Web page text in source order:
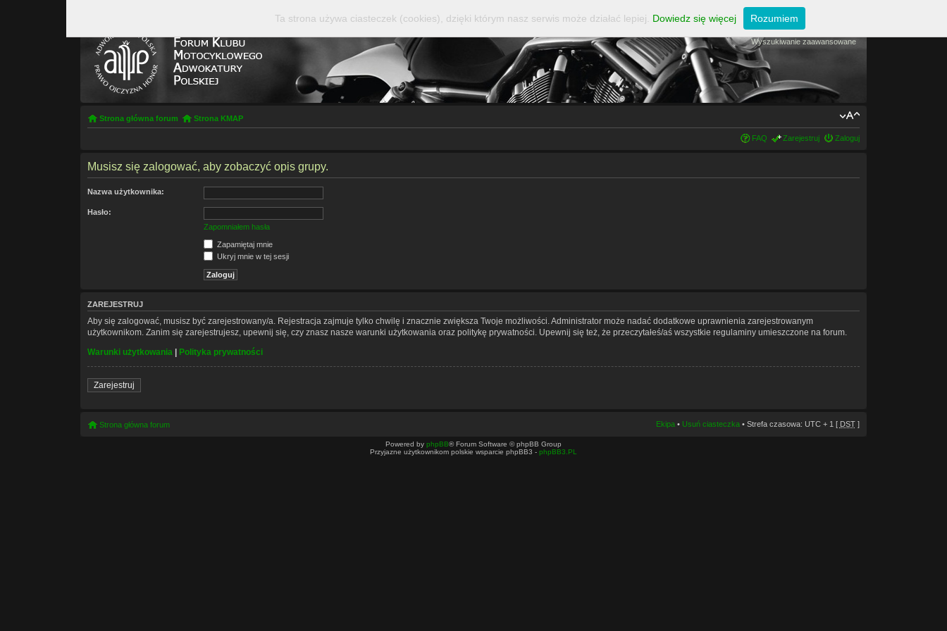
Wyszukiwanie zaawansowane
Strona główna forum Strona KMAP
FAQ Zarejestruj Zaloguj
Musisz się zalogować, aby zobaczyć opis grupy.
Nazwa użytkownika:
Hasło:
Zapomniałem hasła
Zapamiętaj mnie
Ukryj mnie w tej sesji
ZAREJESTRUJ
Aby się zalogować, musisz być zarejestrowany/a. Rejestracja zajmuje tylko chwilę i znacznie zwiększa Twoje możliwości. Administrator może nadać dodatkowe uprawnienia zarejestrowanym
użytkownikom. Zanim się zarejestrujesz, upewnij się, czy znasz nasze warunki użytkowania oraz politykę prywatności. Upewnij się też, że przeczytałeś/aś wszystkie regulaminy umieszczone na forum.
Warunki użytkowania | Polityka prywatności
Zarejestruj
Strona główna forum Ekipa• Usuń ciasteczka• Strefa czasowa: UTC + 1 [ DST]
Powered by phpBB® Forum Software © phpBB Group
Przyjazne użytkownikom polskie wsparcie phpBB3 - phpBB3.PL
Ta strona używa ciasteczek (cookies), dzięki którym nasz serwis może działać lepiej. Dowiedz się więcej Rozumiem